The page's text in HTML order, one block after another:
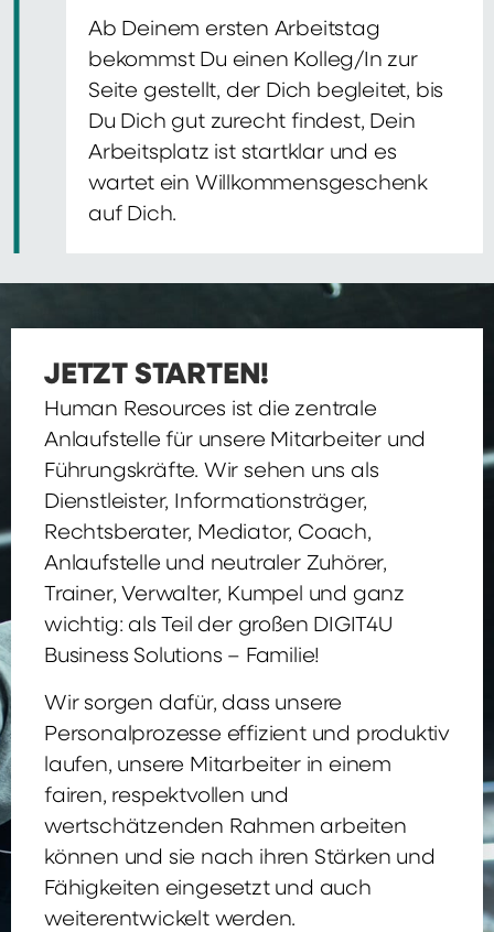
Ab Deinem ersten Arbeitstag
bekommst Du einen Kolleg/In zur
Seite gestellt, der Dich begleitet, bis
Du Dich gut zurecht findest, Dein
Arbeitsplatz ist startklar und es
wartet ein Willkommensgeschenk
auf Dich.
JETZT STARTEN!
Human Resources ist die zentrale
Anlaufstelle für unsere Mitarbeiter und
Führungskräfte. Wir sehen uns als
Dienstleister, Informationsträger,
Rechtsberater, Mediator, Coach,
Anlaufstelle und neutraler Zuhörer,
Trainer, Verwalter, Kumpel und ganz
wichtig: als Teil der großen DIGIT4U
Business Solutions – Familie!
Wir sorgen dafür, dass unsere
Personalprozesse effizient und produktiv
laufen, unsere Mitarbeiter in einem
fairen, respektvollen und
wertschätzenden Rahmen arbeiten
können und sie nach ihren Stärken und
Fähigkeiten eingesetzt und auch
weiterentwickelt werden.